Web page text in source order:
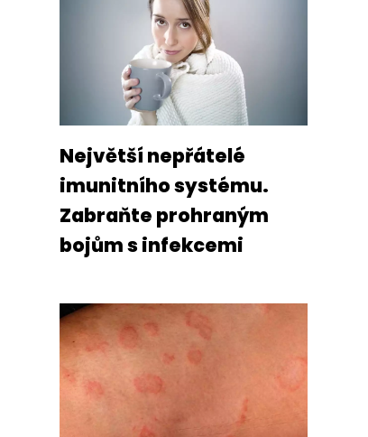
Největší nepřátelé
imunitního systému.
Zabraňte prohraným
bojům s infekcemi